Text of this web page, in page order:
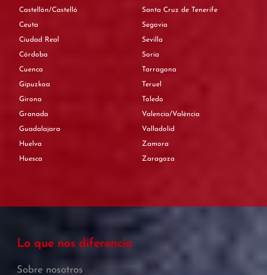
Castellón/Castelló
Ceuta
Ciudad Real
Córdoba
Cuenca
Gipuzkoa
Girona
Granada
Guadalajara
Huelva
Huesca
Santa Cruz de Tenerife
Segovia
Sevilla
Soria
Tarragona
Teruel
Toledo
Valencia/València
Valladolid
Zamora
Zaragoza
Lo que nos diferencia
Sobre nosotros